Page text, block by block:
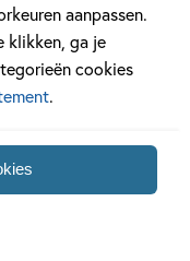
aanpassen.
klikken, ga je
cookies
.